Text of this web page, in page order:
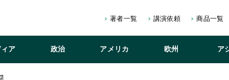
ア 政治 アメリカ 欧州 ア
著者一覧 講演依頼 商品一覧